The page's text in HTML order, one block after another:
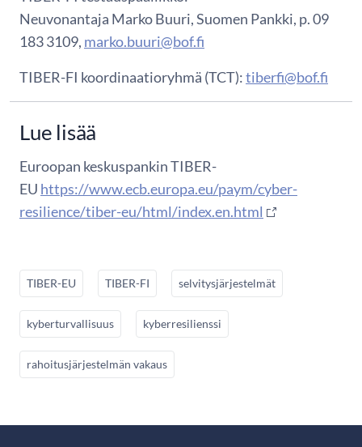
Neuvonantaja Marko Buuri, Suomen Pankki, p. 09
183 3109, marko.buuri@bof.fi
TIBER-FI koordinaatioryhmä (TCT):tiberfi@bof.fi
Lue lisää
Euroopan keskuspankin TIBER-
EU https://www.ecb.europa.eu/paym/cyber-
resilience/tiber-eu/html/index.en.html
TIBER-EU TIBER-FI selvitysjärjestelmät
kyberturvallisuus kyberresilienssi
rahoitusjärjestelmän vakaus